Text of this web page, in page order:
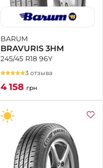
BARUM
BRAVURIS 3HM
245/45 R18 96Y
3 отзыва
4 158 грн